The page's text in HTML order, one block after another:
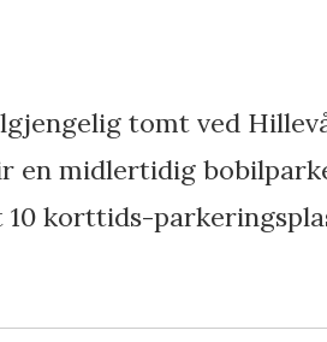
tomt ved
en midlertidig
korttids-